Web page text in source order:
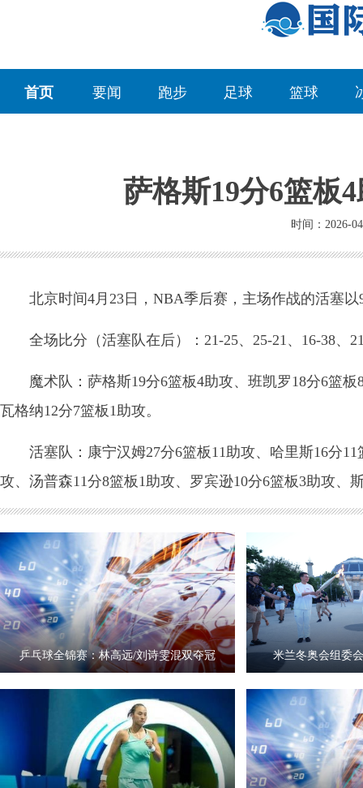
首页 要闻 跑步 足球 篮球
萨格斯19分6篮板
时间：2026-
北京时间4月23日，NBA季后赛，主场作战的活塞以
全场比分（活塞队在后）：21-25、25-21、16-38、
魔术队：萨格斯19分6篮板4助攻、班凯罗18分6篮板
瓦格纳12分7篮板1助攻。
活塞队：康宁汉姆27分6篮板11助攻、哈里斯16分11
攻、汤普森11分8篮板1助攻、罗宾逊10分6篮板3助攻、
乒乓球全锦赛：林高远/刘诗雯混双夺冠 米兰冬奥会组委